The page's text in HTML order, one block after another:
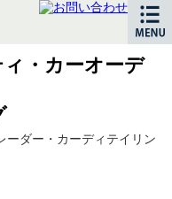
・カーオーデ
ーダー・カーディテイリン